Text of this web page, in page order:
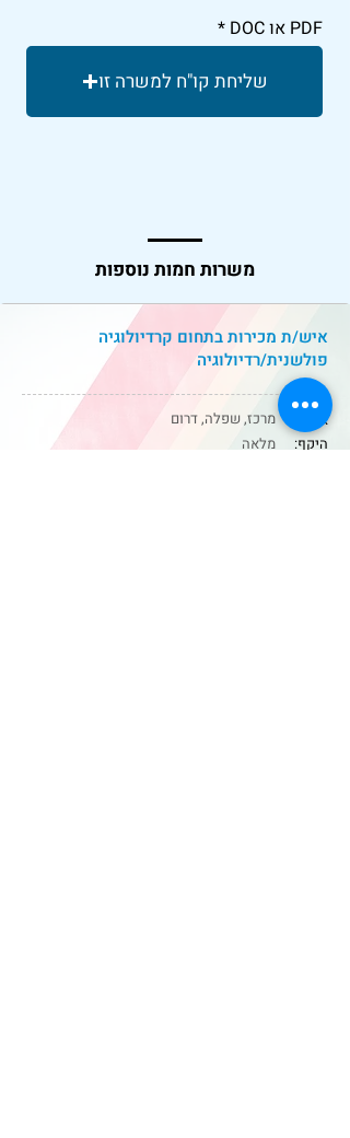
PDF או DOC
שליחת קו"ח למשרה זו
משרות חמות נוספות
איש/ת מכירות בתחום קרדיולוגיה
פולשנית/רדיולוגיה
איזור:
מרכז, שפלה, דרום
היקף:
מלאה